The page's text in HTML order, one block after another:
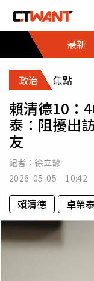
最新
政治 焦點
賴清德10：
泰：阻擾出
友
記者： 徐立諺
2026-05-05 10:42
賴清德 卓榮